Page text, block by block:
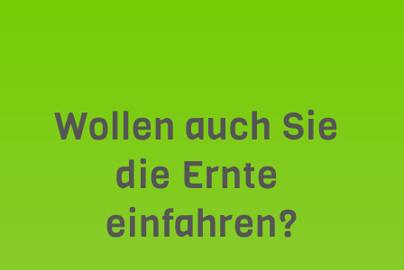
Wollen auch Sie
die Ernte
einfahren?